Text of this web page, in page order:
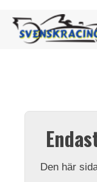
Den här